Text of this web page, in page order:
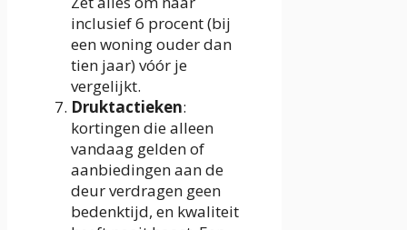
inclusief 6 procent (bij
een woning ouder dan
tien jaar) vóór je
vergelijkt.
Druktactieken:
kortingen die alleen
vandaag gelden of
aanbiedingen aan de
deur verdragen geen
bedenktijd, en kwaliteit